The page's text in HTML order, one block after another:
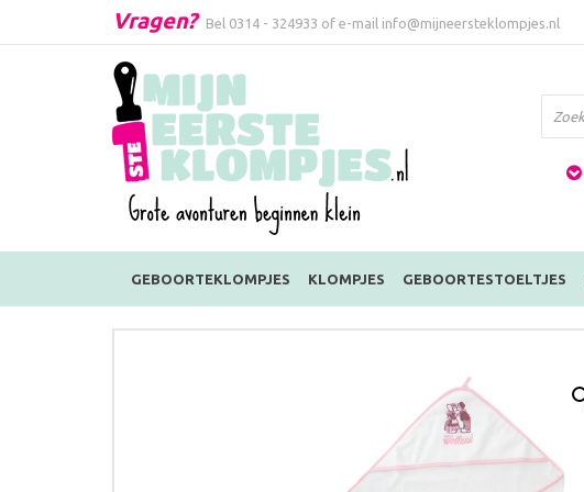
Vragen? Bel 0314 - 324933 of e-mail info@mijneersteklompjes.nl
GEBOORTEKLOMPJES KLOMPJES GEBOORTESTOELTJES